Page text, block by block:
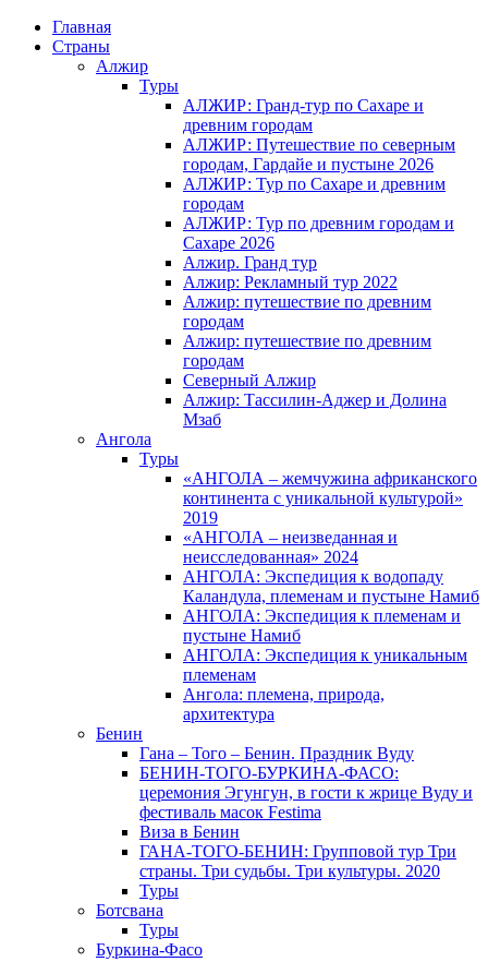
Главная
Страны
Алжир
Туры
АЛЖИР: Гранд-тур по Сахаре и
древним городам
АЛЖИР: Путешествие по северным
городам, Гардайе и пустыне 2026
АЛЖИР: Тур по Сахаре и древним
городам
АЛЖИР: Тур по древним городам и
Сахаре 2026
Алжир. Гранд тур
Алжир: Рекламный тур 2022
Алжир: путешествие по древним
городам
Алжир: путешествие по древним
городам
Северный Алжир
Алжир: Тассилин-Аджер и Долина
Мзаб
Ангола
Туры
«АНГОЛА – жемчужина африканского
континента с уникальной культурой»
2019
«АНГОЛА – неизведанная и
неисследованная» 2024
АНГОЛА: Экспедиция к водопаду
Каландула, племенам и пустыне Намиб
АНГОЛА: Экспедиция к племенам и
пустыне Намиб
АНГОЛА: Экспедиция к уникальным
племенам
Ангола: племена, природа,
архитектура
Бенин
Гана – Того – Бенин. Праздник Вуду
БЕНИН-ТОГО-БУРКИНА-ФАСО:
церемония Эгунгун, в гости к жрице Вуду и
фестиваль масок Festima
Виза в Бенин
ГАНА-ТОГО-БЕНИН: Групповой тур Три
страны. Три судьбы. Три культуры. 2020
Туры
Ботсвана
Туры
Буркина-Фасо